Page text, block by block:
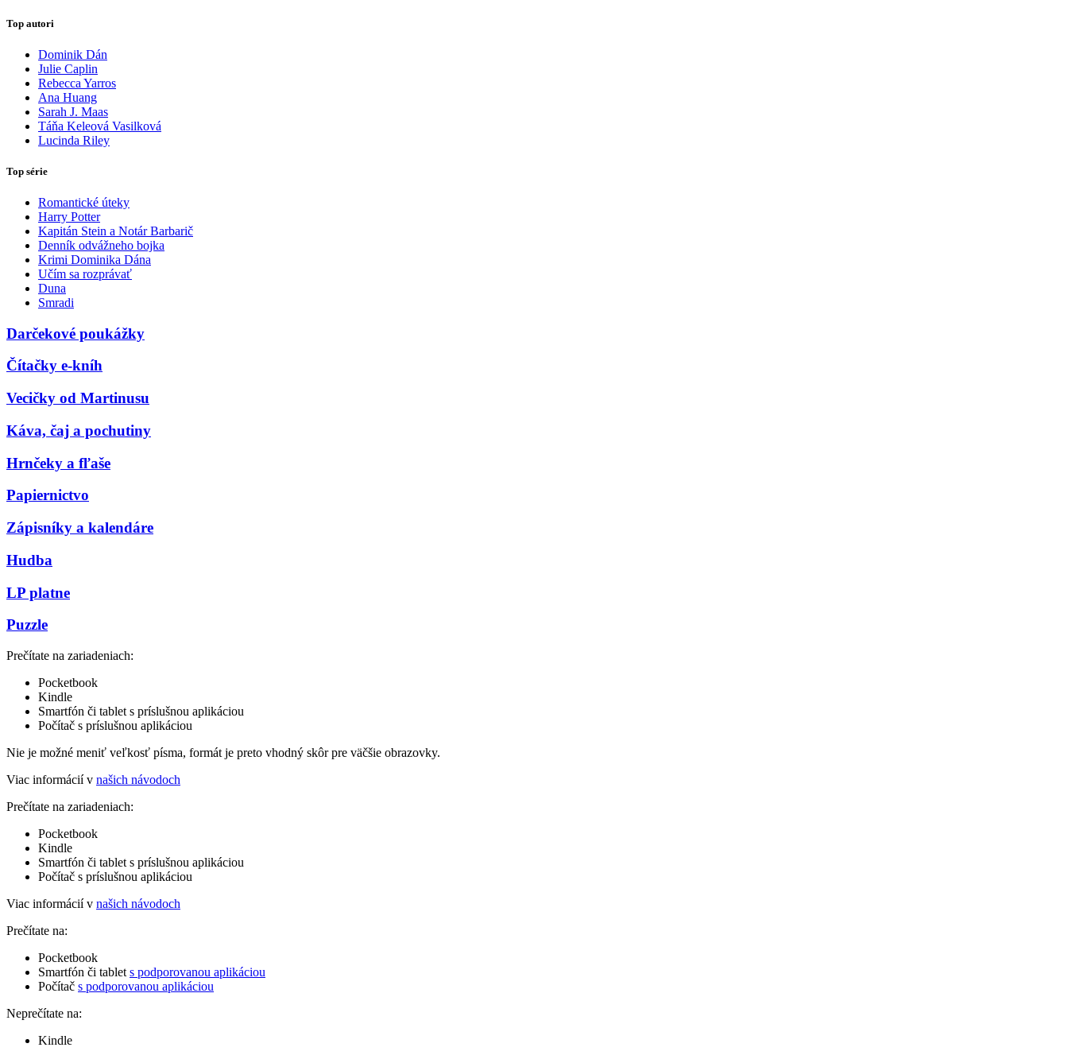
Top autori
Dominik Dán
Julie Caplin
Rebecca Yarros
Ana Huang
Sarah J. Maas
Táňa Keleová Vasilková
Lucinda Riley
Top série
Romantické úteky
Harry Potter
Kapitán Stein a Notár Barbarič
Denník odvážneho bojka
Krimi Dominika Dána
Učím sa rozprávať
Duna
Smradi
Darčekové poukážky
Čítačky e-kníh
Vecičky od Martinusu
Káva, čaj a pochutiny
Hrnčeky a fľaše
Papiernictvo
Zápisníky a kalendáre
Hudba
LP platne
Puzzle
Prečítate na zariadeniach:
Pocketbook
Kindle
Smartfón či tablet s príslušnou aplikáciou
Počítač s príslušnou aplikáciou
Nie je možné meniť veľkosť písma, formát je preto vhodný skôr pre väčšie obrazovky.
Viac informácií v našich návodoch
Prečítate na zariadeniach:
Pocketbook
Kindle
Smartfón či tablet s príslušnou aplikáciou
Počítač s príslušnou aplikáciou
Viac informácií v našich návodoch
Prečítate na:
Pocketbook
Smartfón či tablet s podporovanou aplikáciou
Počítač s podporovanou aplikáciou
Neprečítate na:
Kindle